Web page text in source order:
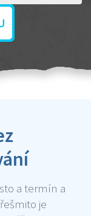
a termín a
je